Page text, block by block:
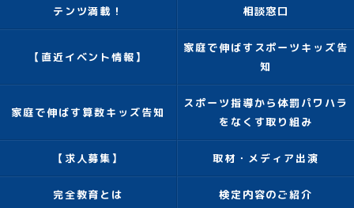
テンツ満載！
相談窓口
【直近イベント情報】
家庭で伸ばすスポーツキッズ告
知
家庭で伸ばす算数キッズ告知
スポーツ指導から体罰パワハラ
をなくす取り組み
【求人募集】 取材・メディア出演
完全教育とは 検定内容のご紹介